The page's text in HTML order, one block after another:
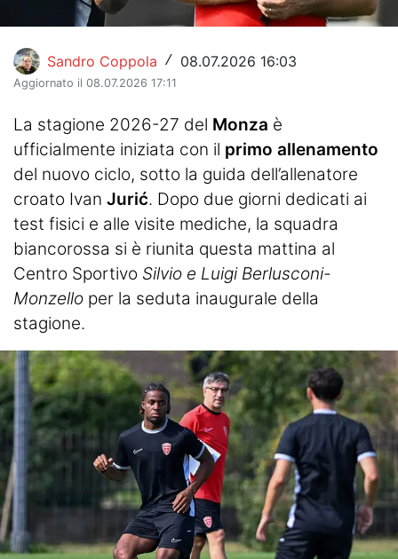
Turismo
Eventi
Sandro Coppola / 08.07.2026 16:03
Aggiornato il 08.07.2026 17:11
La stagione 2026-27 del Monza è
ufficialmente iniziata con il primo allenamento
del nuovo ciclo, sotto la guida dell’allenatore
croato Ivan Jurić. Dopo due giorni dedicati ai
test fisici e alle visite mediche, la squadra
biancorossa si è riunita questa mattina al
Centro Sportivo Silvio e Luigi Berlusconi-
Monzello per la seduta inaugurale della
stagione.